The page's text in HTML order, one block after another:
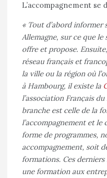
L’accompagnement se
« Tout d’abord informer
Allemagne, sur ce que
offre et propose.
réseau franҫais et
la ville ou la région où
à Hambourg, il existe la
l’association Franҫais
branche est celle de la
l’accompagnement et le
forme de programmes,
accompagnement, soit
formations. Ces
une formation aux